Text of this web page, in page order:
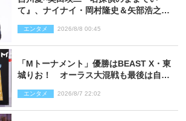
て』、ナイナイ・岡村隆史＆矢部浩之の
エンタメ 2026/8/8 00:45
「Mトーナメント」優勝はBEAST X・東
城りお！ オーラス大混戦も最後は自ら
エンタメ 2026/8/7 22:02